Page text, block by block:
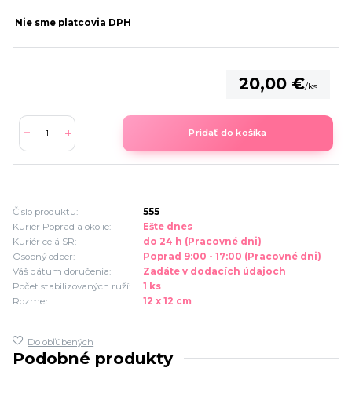
Nie sme platcovia DPH
20,00 €/ks
Pridať do košíka
Číslo produktu:
555
Kuriér Poprad a okolie:
Ešte dnes
Kuriér celá SR:
do 24 h (Pracovné dni)
Osobný odber:
Poprad 9:00 - 17:00 (Pracovné dni)
Váš dátum doručenia:
Zadáte v dodacích údajoch
Počet stabilizovaných ruží:
1 ks
Rozmer:
12 x 12 cm
Do obľúbených
Podobné produkty